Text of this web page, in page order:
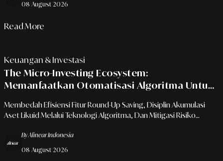
08 August 2026
Read More
Keuangan & Investasi
The Micro-Investing Ecosystem:
Memanfaatkan Otomatisasi Algoritma Untuk
Membedah Efisiensi Fitur Round-Up Saving, Disiplin Akumulasi
Aset Likuid Melalui Teknologi Algoritma, Dan Mitigasi Risiko
By Alinear Indonesia
08 August 2026